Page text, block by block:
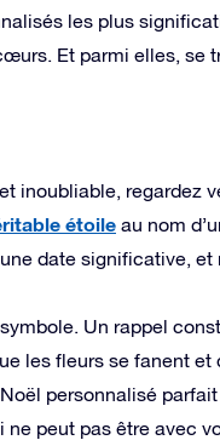
les plus
Et parmi elles, se
inoubliable, regardez
étoile au nom
date significative,
Un rappel
les fleurs se fanent
personnalisé
ne peut pas être avec